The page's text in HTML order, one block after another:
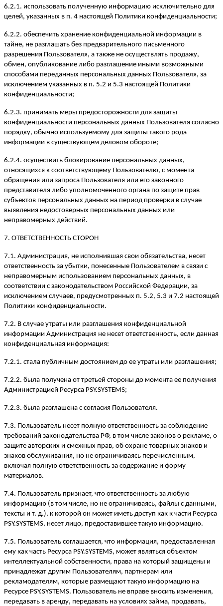
6.2.1. использовать полученную информацию исключительно для
целей, указанных в п. 4 настоящей Политики конфиденциальности;
6.2.2. обеспечить хранение конфиденциальной информации в
тайне, не разглашать без предварительного письменного
разрешения Пользователя, а также не осуществлять продажу,
обмен, опубликование либо разглашение иными возможными
способами переданных персональных данных Пользователя, за
исключением указанных в п. 5.2 и 5.3 настоящей Политики
конфиденциальности;
6.2.3. принимать меры предосторожности для защиты
конфиденциальности персональных данных Пользователя согласно
порядку, обычно используемому для защиты такого рода
информации в существующем деловом обороте;
6.2.4. осуществить блокирование персональных данных,
относящихся к соответствующему Пользователю, с момента
обращения или запроса Пользователя или его законного
представителя либо уполномоченного органа по защите прав
субъектов персональных данных на период проверки в случае
выявления недостоверных персональных данных или
неправомерных действий.
7. ОТВЕТСТВЕННОСТЬ СТОРОН
7.1. Администрация, не исполнившая свои обязательства, несет
ответственность за убытки, понесенные Пользователем в связи с
неправомерным использованием персональных данных, в
соответствии с законодательством Российской Федерации, за
исключением случаев, предусмотренных п. 5.2, 5.3 и 7.2 настоящей
Политики конфиденциальности.
7.2. В случае утраты или разглашения конфиденциальной
информации Администрация не несет ответственность, если данная
конфиденциальная информация:
7.2.1. стала публичным достоянием до ее утраты или разглашения;
7.2.2. была получена от третьей стороны до момента ее получения
Администрацией Ресурса PSY.SYSTEMS;
7.2.3. была разглашена с согласия Пользователя.
7.3. Пользователь несет полную ответственность за соблюдение
требований законодательства РФ, в том числе законов о рекламе, о
защите авторских и смежных прав, об охране товарных знаков и
знаков обслуживания, но не ограничиваясь перечисленным,
включая полную ответственность за содержание и форму
материалов.
7.4. Пользователь признает, что ответственность за любую
информацию (в том числе, но не ограничиваясь, файлы с данными,
тексты и т. д.), к которой он может иметь доступ как к части Ресурса
PSY.SYSTEMS, несет лицо, предоставившее такую информацию.
7.5. Пользователь соглашается, что информация, предоставленная
ему как часть Ресурса PSY.SYSTEMS, может являться объектом
интеллектуальной собственности, права на который защищены и
принадлежат другим Пользователям, партнерам или
рекламодателям, которые размещают такую информацию на
Ресурсе PSY.SYSTEMS. Пользователь не вправе вносить изменения,
передавать в аренду, передавать на условиях займа, продавать,